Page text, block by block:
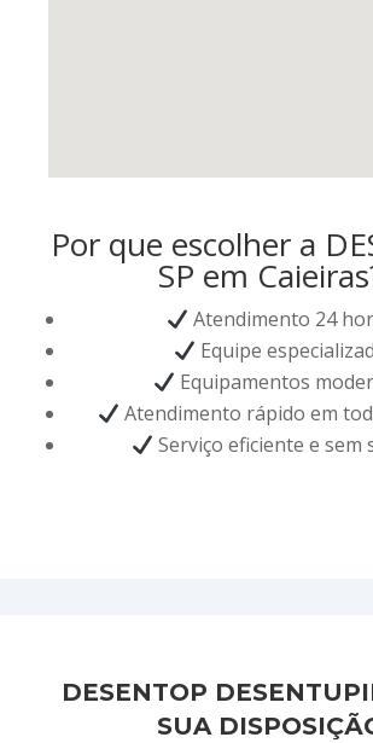
Por que escolher a
SP em
Atendimento 24
Equipe
Equipamentos
Atendimento rápido em
Serviço eficiente e sem
DESENTOP
SUA